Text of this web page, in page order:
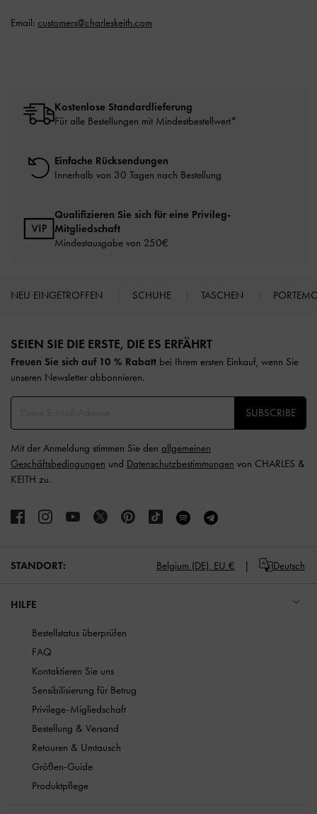
Email: customers@charleskeith.com
Kostenlose Standardlieferung
Für alle Bestellungen mit Mindestbestellwert*
Einfache Rücksendungen
Innerhalb von 30 Tagen nach Bestellung
Qualifizieren Sie sich für eine Privileg-
Mitgliedschaft
Mindestausgabe von 250€
NEU EINGETROFFEN SCHUHE TASCHEN
SEIEN SIE DIE ERSTE, DIE ES ERFÄHRT​
Freuen Sie sich auf 10 % Rabatt bei Ihrem ersten Einkauf, wenn Sie
unseren Newsletter abbonnieren.​
SUBSCRIBE
Mit der Anmeldung stimmen Sie den allgemeinen
Geschäftsbedingungen und Datenschutzbestimmungen von CHARLES &
KEITH zu.
STANDORT: Belgium (DE), EU € Deutsch
HILFE
Bestellstatus überprüfen
FAQ
Kontaktieren Sie uns
Sensibilisierung für Betrug
Privilege-Migliedschaft
Bestellung & Versand
Retouren & Umtausch
Größen-Guide
Produktpflege